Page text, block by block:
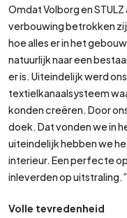
Omdat Volborg en
verbouwing betrokken
hoe alles er in het
natuurlijk naar een
er is. Uiteindelijk werd
textielkanaalsysteem
konden creëren. Door
doek. Dat vonden we in
uiteindelijk hebben we
interieur. Een perfecte
inleverden op uitstraling.”
Volle tevredenheid